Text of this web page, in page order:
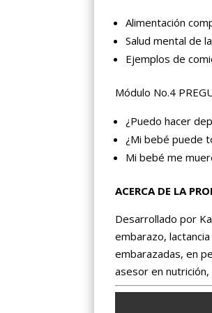
Alimentación
Salud mental de
Ejemplos de
Módulo No.4
¿Puedo hacer
¿Mi bebé puede
Mi bebé me
ACERCA DE LA
Desarrollado por
embarazo,
embarazadas, en
asesor en